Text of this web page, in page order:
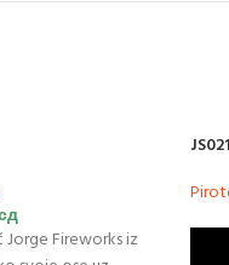
Fireworks iz